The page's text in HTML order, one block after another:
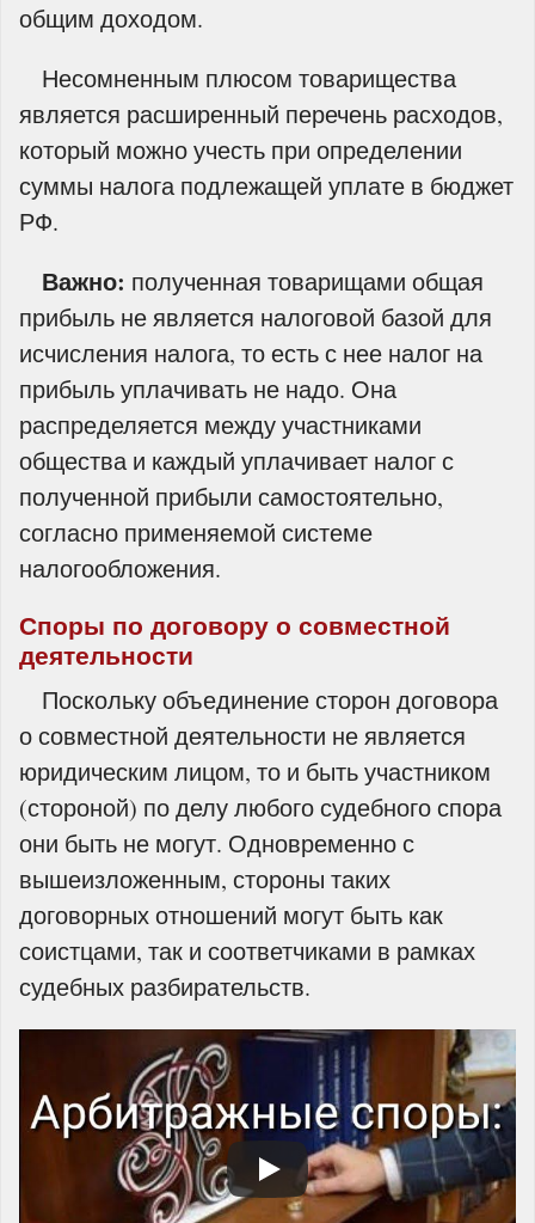
общим доходом.
Несомненным плюсом товарищества
является расширенный перечень расходов,
который можно учесть при определении
суммы налога подлежащей уплате в бюджет
РФ.
Важно: полученная товарищами общая
прибыль не является налоговой базой для
исчисления налога, то есть с нее налог на
прибыль уплачивать не надо. Она
распределяется между участниками
общества и каждый уплачивает налог с
полученной прибыли самостоятельно,
согласно применяемой системе
налогообложения.
Споры по договору о совместной
деятельности
Поскольку объединение сторон договора
о совместной деятельности не является
юридическим лицом, то и быть участником
(стороной) по делу любого судебного спора
они быть не могут. Одновременно с
вышеизложенным, стороны таких
договорных отношений могут быть как
соистцами, так и соответчиками в рамках
судебных разбирательств.